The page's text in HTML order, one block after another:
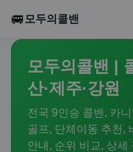
🚐 모두의콜밴
모두의콜밴 |
산·제주·강원
전국 9인승 콜밴, 카
골프, 단체이동 추천,
안내, 순위 비교, 상세